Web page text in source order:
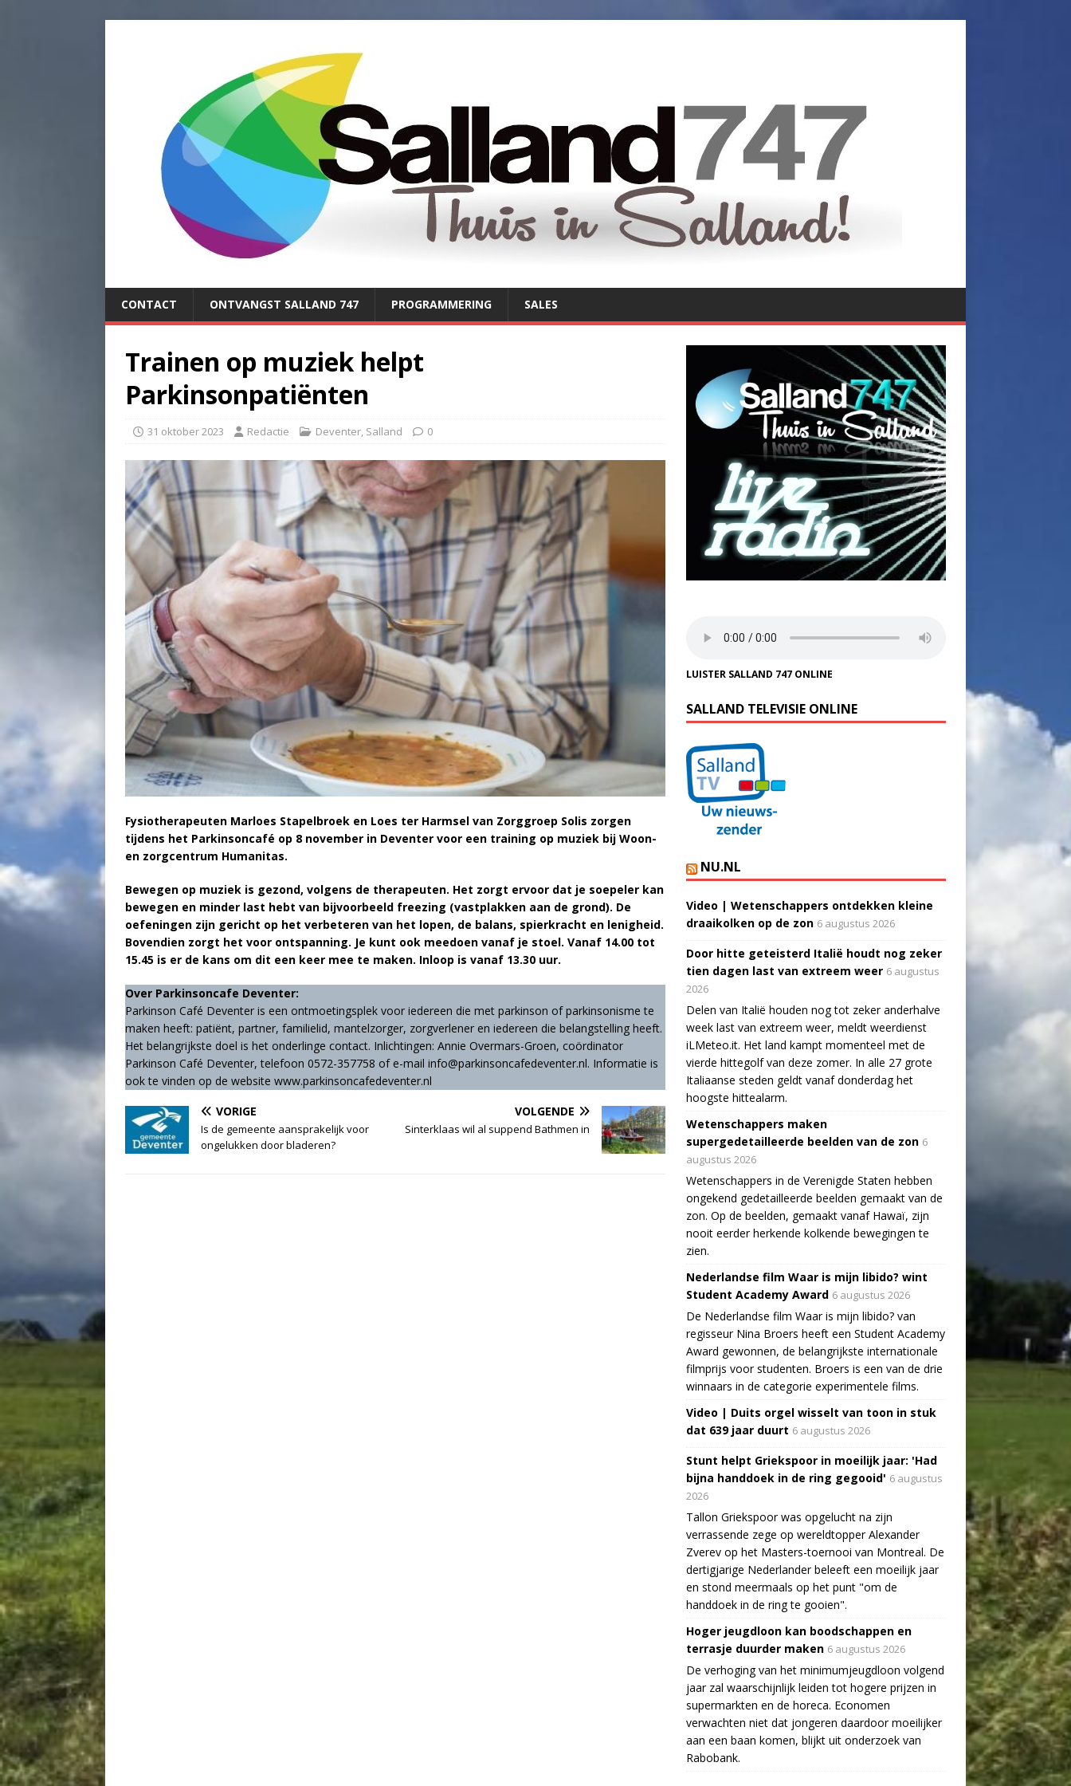
CONTACT ONTVANGST SALLAND 747 PROGRAMMERING SALES
Trainen op muziek helpt
Parkinsonpatiënten
31 oktober 2023 Redactie Deventer, Salland 0
Fysiotherapeuten Marloes Stapelbroek en Loes ter Harmsel van Zorggroep Solis zorgen
tijdens het Parkinsoncafé op 8 november in Deventer voor een training op muziek bij Woon-
en zorgcentrum Humanitas.
Bewegen op muziek is gezond, volgens de therapeuten. Het zorgt ervoor dat je soepeler kan
bewegen en minder last hebt van bijvoorbeeld freezing (vastplakken aan de grond). De
oefeningen zijn gericht op het verbeteren van het lopen, de balans, spierkracht en lenigheid.
Bovendien zorgt het voor ontspanning. Je kunt ook meedoen vanaf je stoel. Vanaf 14.00 tot
15.45 is er de kans om dit een keer mee te maken. Inloop is vanaf 13.30 uur.
Over Parkinsoncafe Deventer:
Parkinson Café Deventer is een ontmoetingsplek voor iedereen die met parkinson of parkinsonisme te
maken heeft: patiënt, partner, familielid, mantelzorger, zorgverlener en iedereen die belangstelling heeft.
Het belangrijkste doel is het onderlinge contact. Inlichtingen: Annie Overmars-Groen, coördinator
Parkinson Café Deventer, telefoon 0572-357758 of e-mail info@parkinsoncafedeventer.nl. Informatie is
ook te vinden op de website www.parkinsoncafedeventer.nl
VORIGE
Is de gemeente aansprakelijk voor
ongelukken door bladeren?
VOLGENDE
Sinterklaas wil al suppend Bathmen in
LUISTER SALLAND 747 ONLINE
SALLAND TELEVISIE ONLINE
NU.NL
Video | Wetenschappers ontdekken kleine
draaikolken op de zon 6 augustus 2026
Door hitte geteisterd Italië houdt nog zeker
tien dagen last van extreem weer 6 augustus
2026
Delen van Italië houden nog tot zeker anderhalve
week last van extreem weer, meldt weerdienst
iLMeteo.it. Het land kampt momenteel met de
vierde hittegolf van deze zomer. In alle 27 grote
Italiaanse steden geldt vanaf donderdag het
hoogste hittealarm.
Wetenschappers maken
supergedetailleerde beelden van de zon 6
augustus 2026
Wetenschappers in de Verenigde Staten hebben
ongekend gedetailleerde beelden gemaakt van de
zon. Op de beelden, gemaakt vanaf Hawaï, zijn
nooit eerder herkende kolkende bewegingen te
zien.
Nederlandse film Waar is mijn libido? wint
Student Academy Award 6 augustus 2026
De Nederlandse film Waar is mijn libido? van
regisseur Nina Broers heeft een Student Academy
Award gewonnen, de belangrijkste internationale
filmprijs voor studenten. Broers is een van de drie
winnaars in de categorie experimentele films.
Video | Duits orgel wisselt van toon in stuk
dat 639 jaar duurt 6 augustus 2026
Stunt helpt Griekspoor in moeilijk jaar: 'Had
bijna handdoek in de ring gegooid' 6 augustus
2026
Tallon Griekspoor was opgelucht na zijn
verrassende zege op wereldtopper Alexander
Zverev op het Masters-toernooi van Montreal. De
dertigjarige Nederlander beleeft een moeilijk jaar
en stond meermaals op het punt "om de
handdoek in de ring te gooien".
Hoger jeugdloon kan boodschappen en
terrasje duurder maken 6 augustus 2026
De verhoging van het minimumjeugdloon volgend
jaar zal waarschijnlijk leiden tot hogere prijzen in
supermarkten en de horeca. Economen
verwachten niet dat jongeren daardoor moeilijker
aan een baan komen, blijkt uit onderzoek van
Rabobank.